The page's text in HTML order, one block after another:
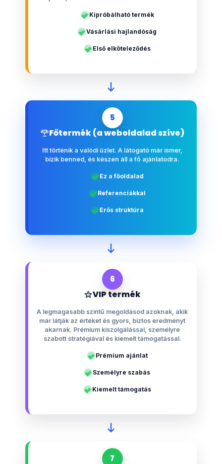
Kipróbálható termék
Vásárlási hajlandóság
Első elköteleződés
5
Főtermék (a weboldalad szíve)
Itt történik a valódi üzlet. A látogató már ismer,
bízik benned, és készen áll a fő ajánlatodra.
Ez a főoldalad
Referenciákkal
Erős struktúra
6
VIP termék
A legmagasabb szintű megoldásod azoknak, akik
már látják az értéket és gyors, biztos eredményt
akarnak. Prémium kiszolgálással, személyre
szabott stratégiával és kiemelt támogatással.
Prémium ajánlat
Személyre szabás
Kiemelt támogatás
7